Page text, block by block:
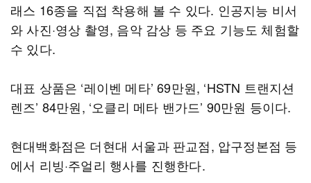
래스 16종을 직접 착용해 볼 수 있다. 인공지능 비서
와 사진·영상 촬영, 음악 감상 등 주요 기능도 체험할
수 있다.
대표 상품은 ‘레이벤 메타’ 69만원, ‘HSTN 트랜지션
렌즈’ 84만원, ‘오클리 메타 밴가드’ 90만원 등이다.
현대백화점은 더현대 서울과 판교점, 압구정본점 등
에서 리빙·주얼리 행사를 진행한다.